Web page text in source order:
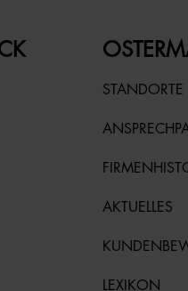
STANDORTE
AKTUELLES
LEXIKON